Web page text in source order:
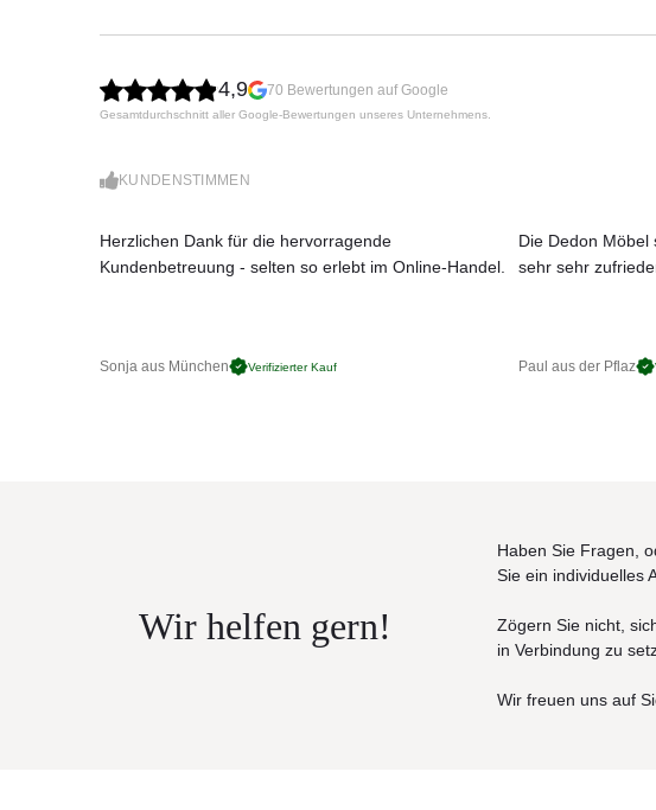
die Chaiselongue bis hin zum Eckelement oder sogar zum
Sitzhöhe, die für eine intimere Nutzung konzipiert wurde
Maße (B × T × H)
JETZT
4,9 70 Bewertungen auf Google
Gesamtdurchschnitt aller Google-Bewertungen unseres Unternehmens.
KUNDENSTIMMEN
Herzlichen Dank für die hervorragende
Kundenbetreuung - selten so erlebt im Online-Handel.
Sonja aus München Verifizierter Kauf
Die Dedon Möbel
sehr sehr
Paul aus der Pflaz
Wir helfen gern!
Haben Sie Fragen,
Sie ein individuelles
Zögern Sie nicht,
in Verbindung zu
Wir freuen uns auf